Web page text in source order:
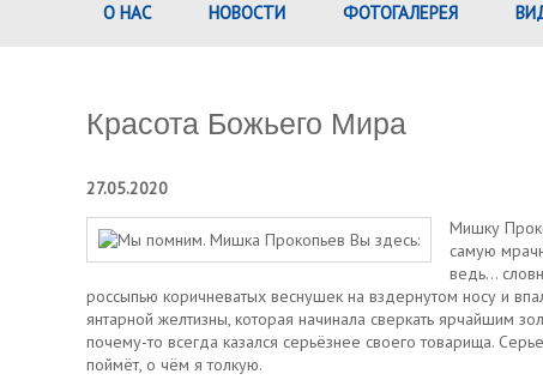
О НАС НОВОСТИ ФОТОГАЛЕРЕЯ
Красота Божьего Мира
27.05.2020
Мишку
самую
ведь…
россыпью коричневатых веснушек на вздернутом носу и
янтарной желтизны, которая начинала сверкать ярчайшим
почему-то всегда казался серьёзнее своего товарища.
поймёт, о чём я толкую.